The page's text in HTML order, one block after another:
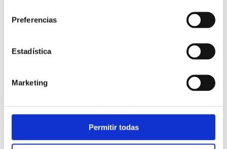
Preferencias
Estadística
Marketing
Permitir todas
Puerto deportivo Las Fuentes, Alcossebre